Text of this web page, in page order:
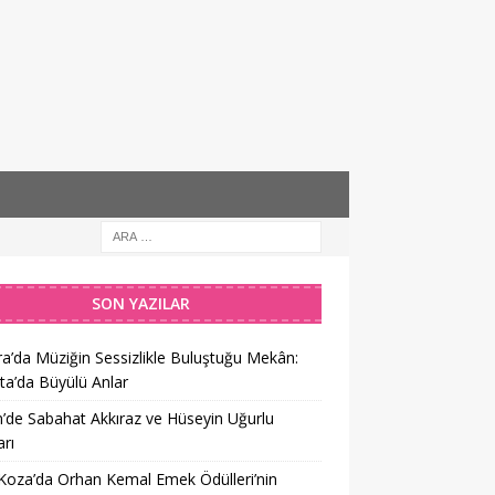
SON YAZILAR
Müziğin Sessizlikle Buluştuğu Mekân:
Büyülü Anlar
Sabahat Akkıraz ve Hüseyin Uğurlu
Orhan Kemal Emek Ödülleri’nin